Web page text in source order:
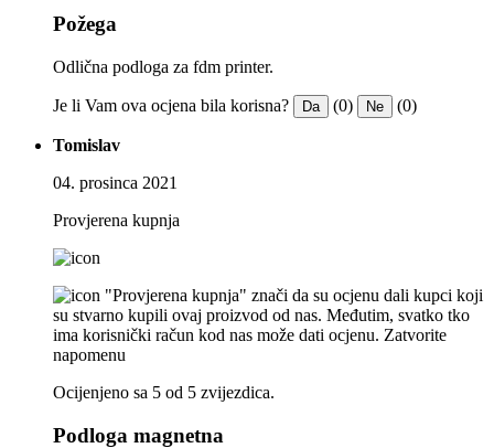
Požega
Odlična podloga za fdm printer.
Je li Vam ova ocjena bila korisna? Da (0) Ne (0)
Tomislav
04. prosinca 2021
Provjerena kupnja
"Provjerena kupnja" znači da su ocjenu dali kupci koji
su stvarno kupili ovaj proizvod od nas. Međutim, svatko tko
ima korisnički račun kod nas može dati ocjenu. Zatvorite
napomenu
Ocijenjeno sa 5 od 5 zvijezdica.
Podloga magnetna